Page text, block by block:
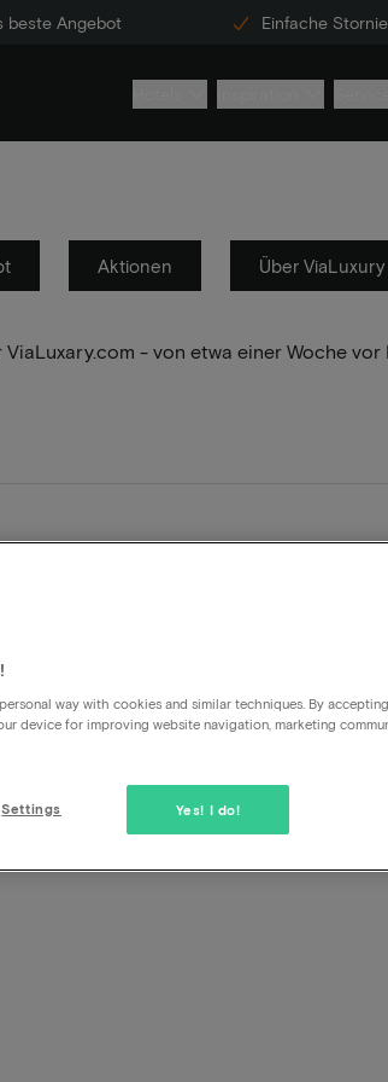
beste Angebot Einfache
Aktionen Über ViaLuxury
- von etwa einer Woche
auch ein Zimmer
möglich sein, aber oft lässt sich
buchen dann das Paket bei uns und
Zimmer-Upgrade wünschen. Das Hotel
um die Möglichkeiten zu besprechen.
mit dem Hotel ab.
way with cookies and similar techniques. By
device for improving website navigation, marketing
Yes! I do!
Settings